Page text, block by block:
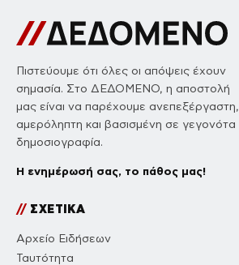
Πιστεύουμε ότι όλες οι απόψεις έχουν
σημασία. Στο ΔΕΔΟΜΕΝΟ, η αποστολή
μας είναι να παρέχουμε ανεπεξέργαστη,
αμερόληπτη και βασισμένη σε γεγονότα
δημοσιογραφία.
Η ενημέρωσή σας, το πάθος μας!
//ΣΧΕΤΙΚΑ
Αρχείο Ειδήσεων
Ταυτότητα